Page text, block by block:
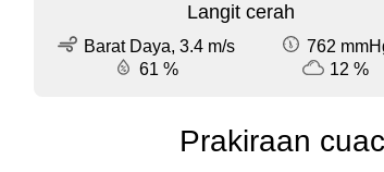
Langit cerah
Barat Daya, 3.4 m/s
762
61 %
12 %
Prakiraan